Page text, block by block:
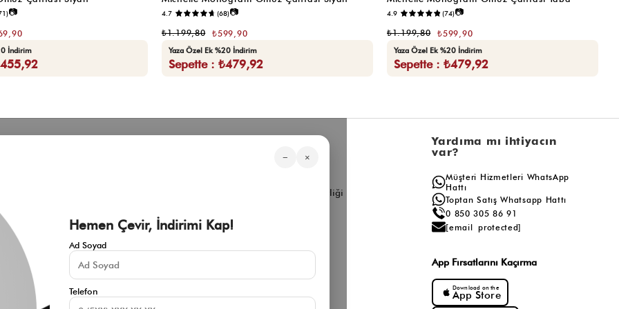
📷
İndirim
4.7 (68)📷
₺599,90
₺1.199,80
Yaza Özel Ek %20 İndirim
Sepette : ₺479,92
4.9 (74)📷
₺599,90
₺1.199,80
Yaza Özel Ek %20 İndirim
Sepette : ₺479,92
Müşteri Hizmetleri
Çerez Politikası
İade ve Değişim Şartları
Mesafeli Satış Sözleşmesi
Gizlilik Politikası
Kurumsal
İnfluencer İş Birliği
Yardıma mı ihtiyacın
var?
Müşteri Hizmetleri WhatsApp
Hattı
Toptan Satış Whatsapp Hattı
0 850 305 86 91
[email protected]
App Fırsatlarını Kaçırma
Download on the
App Store
− ×
Hemen Çevir, İndirimi Kap!
Ad Soyad
Telefon